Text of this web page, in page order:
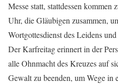
Messe statt, stattdessen kommen
Uhr, die Gläubigen zusammen,
Wortgottesdienst des Leidens
Der Karfreitag erinnert in der
alle Ohnmacht des Kreuzes auf
Gewalt zu beenden, um Wege